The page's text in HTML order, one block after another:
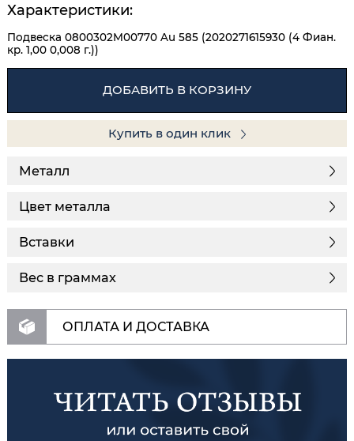
Характеристики:
Подвеска 0800302М00770 Au 585 (2020271615930 (4 Фиан.
кр. 1,00 0,008 г.))
ДОБАВИТЬ В КОРЗИНУ
Купить в один клик
Металл
Цвет металла
Вставки
Вес в граммах
ОПЛАТА И ДОСТАВКА